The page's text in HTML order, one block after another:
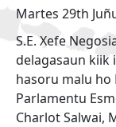
Martes 29th
S.E. Xefe
delagasaun kiik
hasoru malu
Parlamentu
Charlot Salwai,